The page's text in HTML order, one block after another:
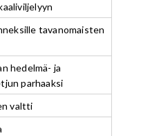
tavanomaisten
hedelmä- ja
parhaaksi
valtti